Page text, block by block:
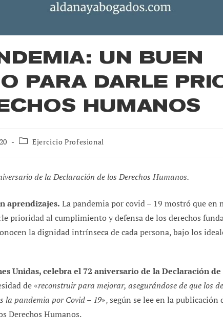
UN BUEN
PARA DARLE
HUMANOS
Categoría
Ejercicio Profesional
de la Declaración de los Derechos Humanos.
aprendizajes. La pandemia por covid – 19 mostró que en
prioridad al cumplimiento y defensa de los derechos
la dignidad intrínseca de cada persona, bajo los
Unidas, celebra el 72 aniversario de la Declaración
de «reconstruir para mejorar, asegurándose de que los
la pandemia por Covid – 19», según se lee en la
Derechos Humanos.